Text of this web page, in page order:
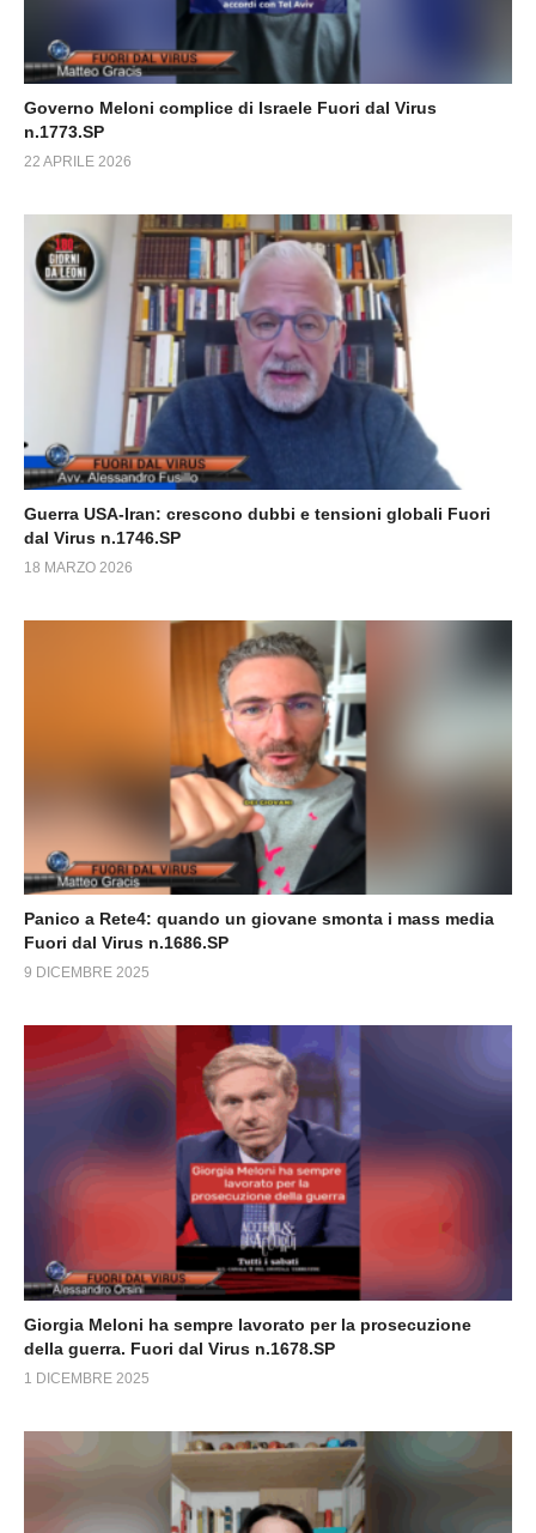
Governo Meloni complice di Israele Fuori dal Virus
n.1773.SP
22 APRILE 2026
Guerra USA-Iran: crescono dubbi e tensioni globali Fuori
dal Virus n.1746.SP
18 MARZO 2026
Panico a Rete4: quando un giovane smonta i mass media
Fuori dal Virus n.1686.SP
9 DICEMBRE 2025
Giorgia Meloni ha sempre lavorato per la prosecuzione
della guerra. Fuori dal Virus n.1678.SP
1 DICEMBRE 2025